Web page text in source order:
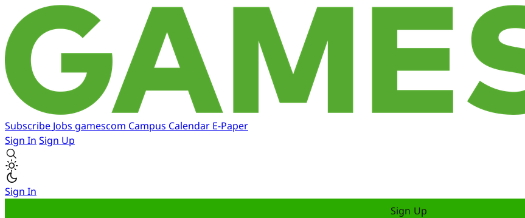
Subscribe Jobs gamescom Campus Calendar E-Paper
Sign In Sign Up
Sign In
Sign Up